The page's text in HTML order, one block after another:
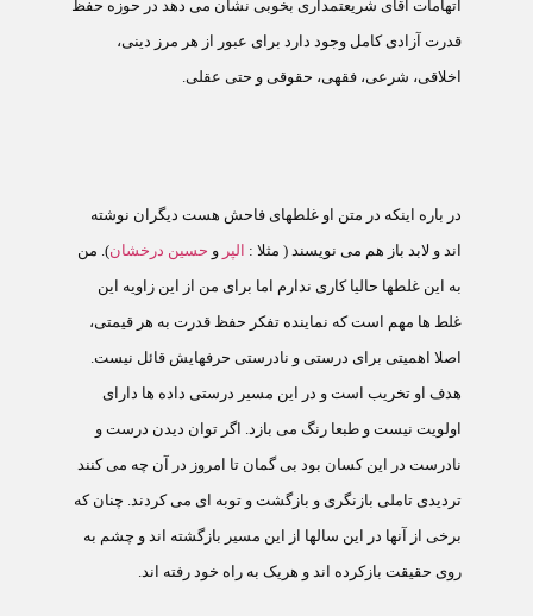
اتهامات آقای شريعتمداری بخوبی نشان می دهد در حوزه حفظ
قدرت آزادی کامل وجود دارد برای عبور از هر مرز دينی،
اخلاقی، شرعی، فقهی، حقوقی و حتی عقلی.
در باره اينکه در متن او غلطهای فاحش هست ديگران نوشته
اند و لابد باز هم می نويسند ( مثلا : الپر و حسين درخشان). من
به اين غلطها حاليا کاری ندارم اما برای من از اين زاويه اين
غلط ها مهم است که نماينده تفکر حفظ قدرت به هر قيمتی،
اصلا اهميتی برای درستی و نادرستی حرفهايش قائل نيست.
هدف او تخريب است و در اين مسير درستی داده ها دارای
اولويت نيست و طبعا رنگ می بازد. اگر توان ديدن درست و
نادرست در اين کسان بود بی گمان تا امروز در آن چه می کنند
ترديدی تاملی بازنگری و بازگشت و توبه ای می کردند. چنان که
برخی از آنها در اين سالها از اين مسير بازگشته اند و چشم به
روی حقيقت بازکرده اند و هريک به راه خود رفته اند.